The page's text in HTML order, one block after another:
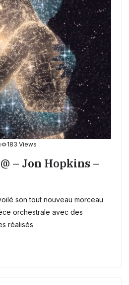
183 Views
– Jon Hopkins –
son tout nouveau morceau
orchestrale avec des
réalisés